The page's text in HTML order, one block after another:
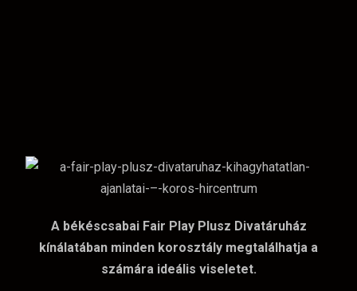
A békéscsabai Fair Play Plusz Divatáruház
kínálatában minden korosztály megtalálhatja a
számára ideális viseletet.